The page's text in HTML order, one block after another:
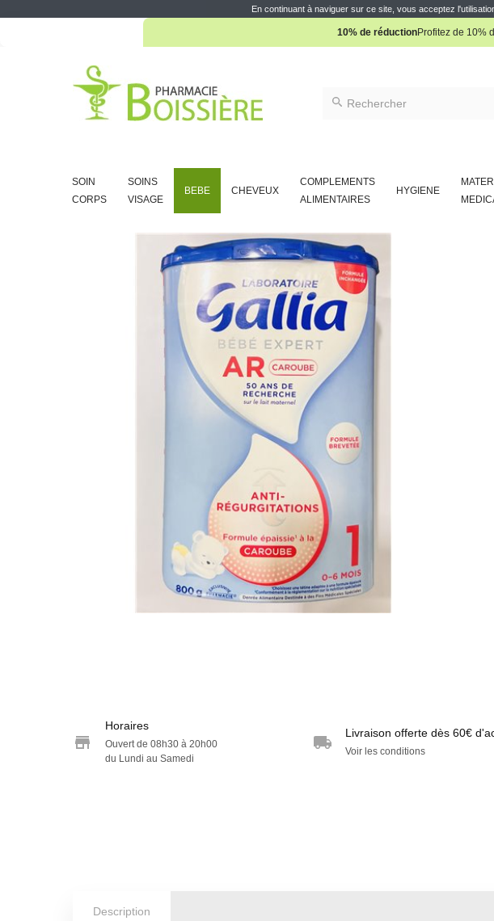
En continuant à naviguer sur ce site, vous acceptez
10% de réductionProfitez de 10%
SOIN
CORPS
SOINS
VISAGE
BEBE CHEVEUX
COMPLEMENTS
ALIMENTAIRES
HYGIENE
Horaires
Ouvert de 08h30 à 20h00
du Lundi au Samedi
Livraison offerte dès 60€
Voir les conditions
Description